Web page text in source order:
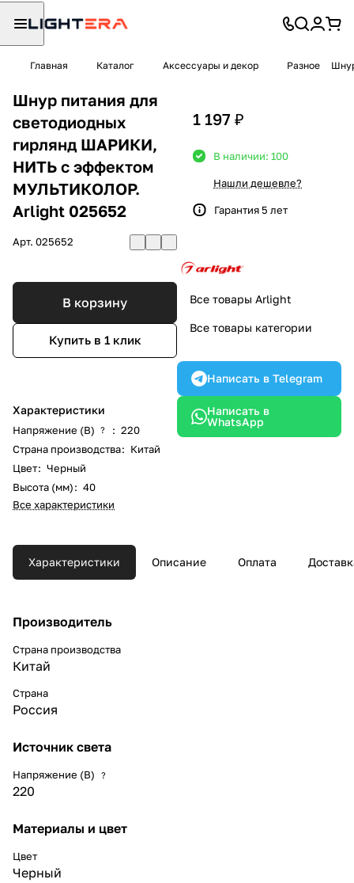
Главная Каталог Аксессуары и декор Разное
Шнур питания для
светодиодных
гирлянд ШАРИКИ,
НИТЬ c эффектом
МУЛЬТИКОЛОР.
Arlight 025652
Арт. 025652
В корзину
Купить в 1 клик
Характеристики
Напряжение (В) ? : 220
Страна производства: Китай
Цвет: Черный
Высота (мм): 40
Все характеристики
1 197 ₽
В наличии: 100
Нашли дешевле?
Гарантия 5 лет
Все товары Arlight
Все товары категории
Написать в Telegram
Написать в
WhatsApp
Характеристики Описание Оплата
Производитель
Страна производства
Китай
Страна
Россия
Источник света
Напряжение (В) ?
220
Материалы и цвет
Цвет
Черный